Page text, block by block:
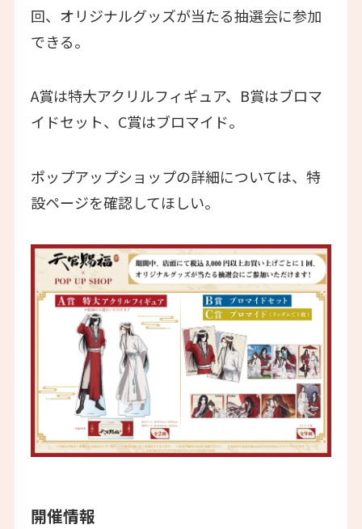
回、オリジナルグッズが当たる抽選会に参加
できる。
A賞は特大アクリルフィギュア、B賞はブロマ
イドセット、C賞はブロマイド。
ポップアップショップの詳細については、特
設ページを確認してほしい。
開催情報